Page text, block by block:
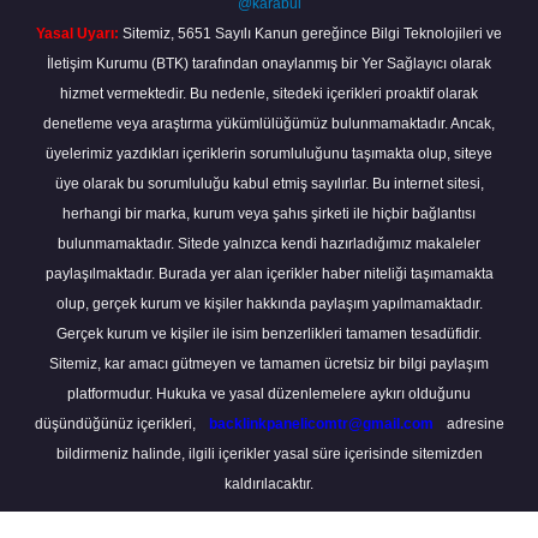
@karabul
Yasal Uyarı: Sitemiz, 5651 Sayılı Kanun gereğince Bilgi Teknolojileri ve
İletişim Kurumu (BTK) tarafından onaylanmış bir Yer Sağlayıcı olarak
hizmet vermektedir. Bu nedenle, sitedeki içerikleri proaktif olarak
denetleme veya araştırma yükümlülüğümüz bulunmamaktadır. Ancak,
üyelerimiz yazdıkları içeriklerin sorumluluğunu taşımakta olup, siteye
üye olarak bu sorumluluğu kabul etmiş sayılırlar. Bu internet sitesi,
herhangi bir marka, kurum veya şahıs şirketi ile hiçbir bağlantısı
bulunmamaktadır. Sitede yalnızca kendi hazırladığımız makaleler
paylaşılmaktadır. Burada yer alan içerikler haber niteliği taşımamakta
olup, gerçek kurum ve kişiler hakkında paylaşım yapılmamaktadır.
Gerçek kurum ve kişiler ile isim benzerlikleri tamamen tesadüfidir.
Sitemiz, kar amacı gütmeyen ve tamamen ücretsiz bir bilgi paylaşım
platformudur. Hukuka ve yasal düzenlemelere aykırı olduğunu
düşündüğünüz içerikleri,
backlinkpanelicomtr@gmail.com
adresine
bildirmeniz halinde, ilgili içerikler yasal süre içerisinde sitemizden
kaldırılacaktır.